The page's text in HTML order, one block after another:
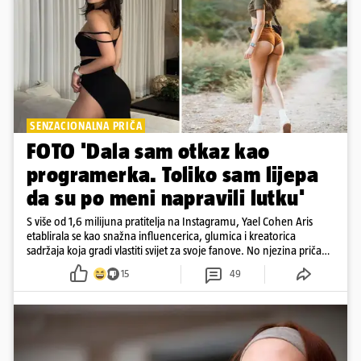
SENZACIONALNA PRIČA
FOTO 'Dala sam otkaz kao
programerka. Toliko sam lijepa
da su po meni napravili lutku'
S više od 1,6 milijuna pratitelja na Instagramu, Yael Cohen Aris
etablirala se kao snažna influencerica, glumica i kreatorica
sadržaja koja gradi vlastiti svijet za svoje fanove. No njezina priča
pokazuje da online slava dolazi i s neočekivanim izazovima
15 49